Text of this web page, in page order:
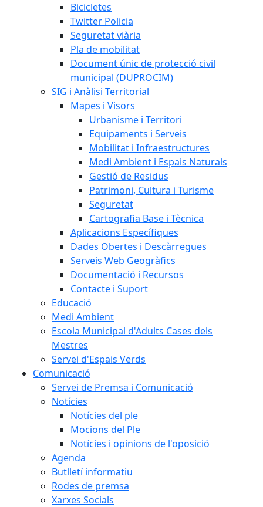
Bicicletes
Twitter Policia
Seguretat viària
Pla de mobilitat
Document únic de protecció civil
municipal (DUPROCIM)
SIG i Anàlisi Territorial
Mapes i Visors
Urbanisme i Territori
Equipaments i Serveis
Mobilitat i Infraestructures
Medi Ambient i Espais Naturals
Gestió de Residus
Patrimoni, Cultura i Turisme
Seguretat
Cartografia Base i Tècnica
Aplicacions Específiques
Dades Obertes i Descàrregues
Serveis Web Geogràfics
Documentació i Recursos
Contacte i Suport
Educació
Medi Ambient
Escola Municipal d'Adults Cases dels
Mestres
Servei d'Espais Verds
Comunicació
Servei de Premsa i Comunicació
Notícies
Notícies del ple
Mocions del Ple
Notícies i opinions de l'oposició
Agenda
Butlletí informatiu
Rodes de premsa
Xarxes Socials